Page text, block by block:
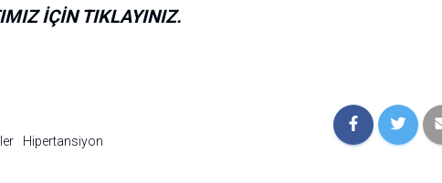
İÇİN TIKLAYINIZ.
Hipertansiyon